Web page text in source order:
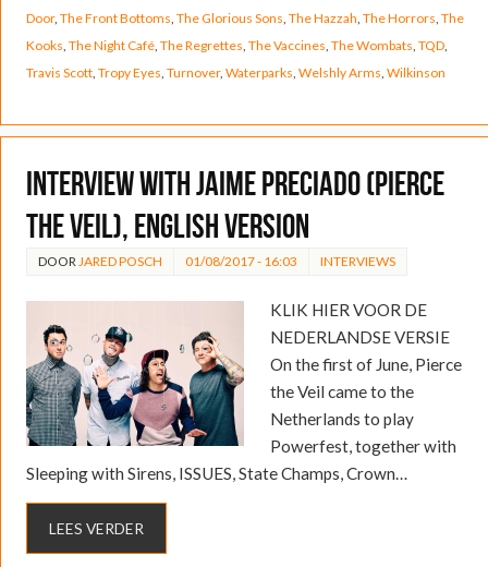
Door, The Front Bottoms The Glorious Sons The Hazzah The Horrors The
Kooks The Night Café, The Regrettes The Vaccines The Wombats TQD,
Travis Scott, Tropy Eyes Turnover, Waterparks Welshly Arms Wilkinson
Interview with Jaime Preciado (Pierce
the Veil), English version
DOOR JARED POSCH 01/08/2017 - 16:03 INTERVIEWS
KLIK HIER VOOR DE
NEDERLANDSE VERSIE
On the first of June, Pierce
the Veil came to the
Netherlands to play
Powerfest, together with
Sleeping with Sirens, ISSUES, State Champs, Crown…
LEES VERDER